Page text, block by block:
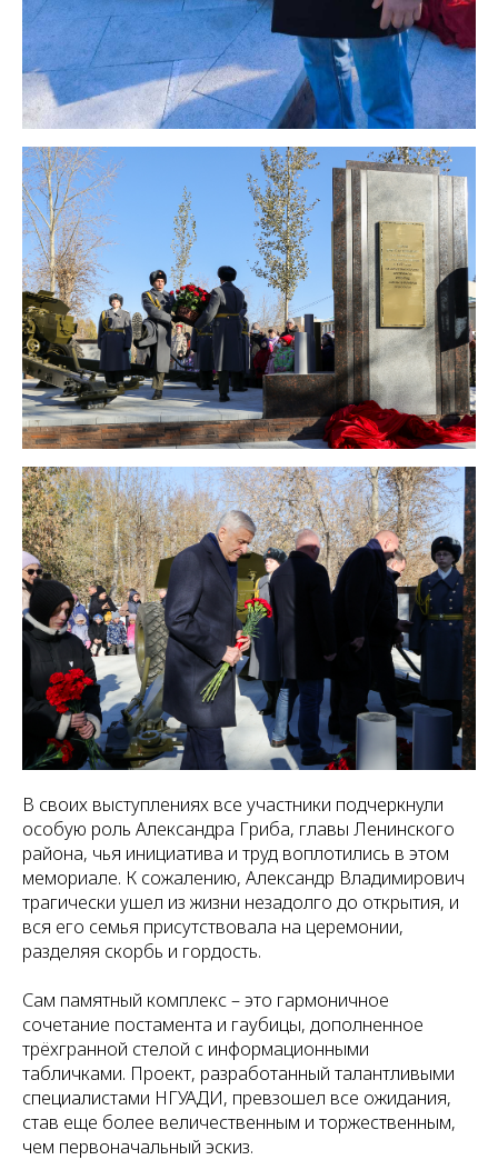
В своих выступлениях все участники подчеркнули
особую роль Александра Гриба, главы Ленинского
района, чья инициатива и труд воплотились в этом
мемориале. К сожалению, Александр Владимирович
трагически ушел из жизни незадолго до открытия, и
вся его семья присутствовала на церемонии,
разделяя скорбь и гордость.
Сам памятный комплекс – это гармоничное
сочетание постамента и гаубицы, дополненное
трёхгранной стелой с информационными
табличками. Проект, разработанный талантливыми
специалистами НГУАДИ, превзошел все ожидания,
став еще более величественным и торжественным,
чем первоначальный эскиз.